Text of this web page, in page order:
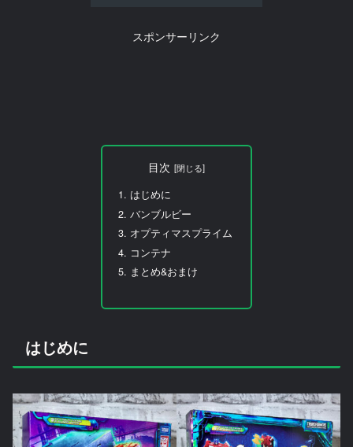
スポンサーリンク
目次
はじめに
バンブルビー
オプティマスプライム
コンテナ
まとめ&おまけ
はじめに